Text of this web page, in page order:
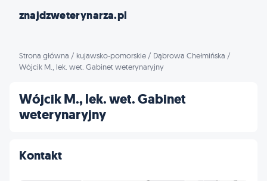
znajdzweterynarza.pl
Strona główna / kujawsko-pomorskie / Dąbrowa Chełmińska /
Wójcik M., lek. wet. Gabinet weterynaryjny
Wójcik M., lek. wet. Gabinet
weterynaryjny
Kontakt